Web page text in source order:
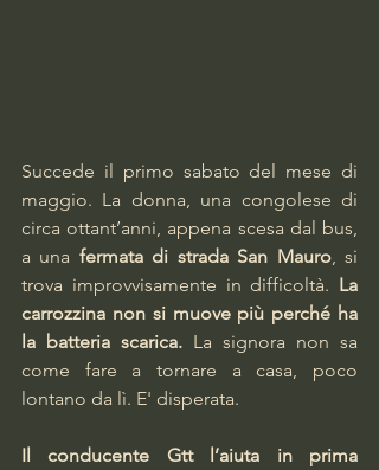
Succede il primo sabato del mese di
maggio. La donna, una congolese di
circa ottant’anni, appena scesa dal bus,
a una fermata di strada San Mauro, si
trova improvvisamente in difficoltà. La
carrozzina non si muove più perché ha
la batteria scarica. La signora non sa
come fare a tornare a casa, poco
lontano da lì. E' disperata.
Il conducente Gtt l’aiuta in prima